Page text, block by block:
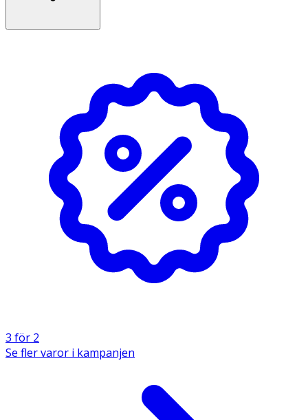
Aqua, Alcohol denat., Glycerin.
3 för 2
Se fler varor i kampanjen